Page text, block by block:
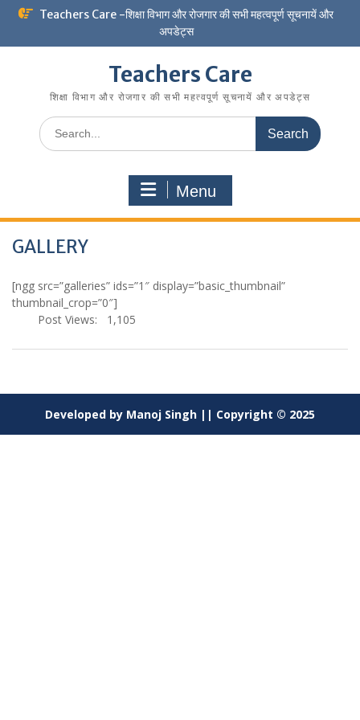
Skip
Teachers Care -शिक्षा विभाग और रोजगार की सभी महत्वपूर्ण सूचनायें और
अपडेट्स
Teachers Care
शिक्षा विभाग और रोजगार की सभी महत्वपूर्ण सूचनायें और अपडेट्स
Search
for:
Menu
GALLERY
[ngg src=”galleries” ids=”1″ display=”basic_thumbnail”
thumbnail_crop=”0″]
Post Views:
1,105
Developed by Manoj Singh || Copyright © 2025